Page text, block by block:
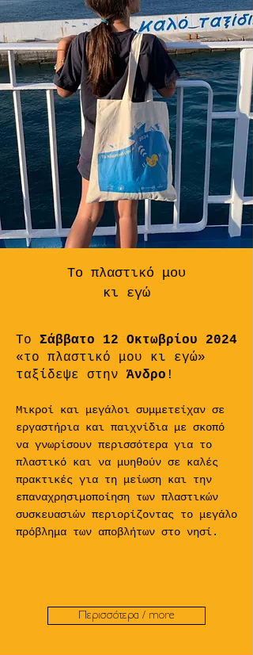
Το πλαστικό μου
κι εγώ
Το Σάββατο 12 Οκτωβρίου 2024
«το πλαστικό μου κι εγώ»
ταξίδεψε στην Άνδρο !
Μικροί και μεγάλοι συμμετείχαν σε
εργαστήρια και παιχνίδια με σκοπό
να γνωρίσουν περισσότερα για το
πλαστικό και να μυηθούν σε καλές
πρακτικές για τη μείωση και την
επαναχρησιμοποίηση των πλαστικών
συσκευασιών περιορίζοντας το μεγάλο
πρόβλημα των αποβλήτων στο νησί.
Περισσότερα / more